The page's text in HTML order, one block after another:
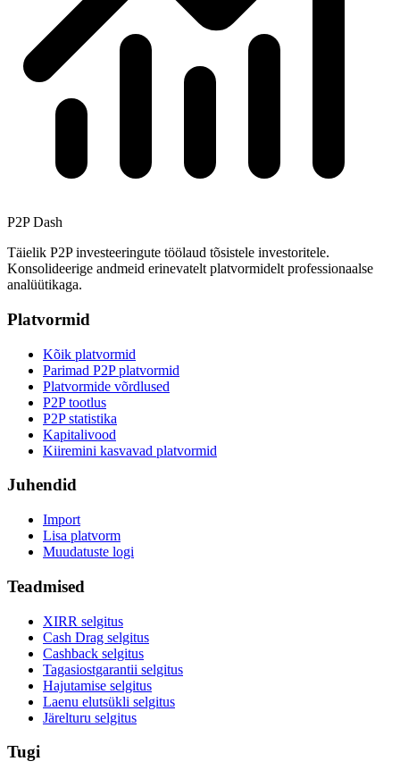
P2P Dash
Täielik P2P investeeringute töölaud tõsistele investoritele.
Konsolideerige andmeid erinevatelt platvormidelt professionaalse
analüütikaga.
Platvormid
Kõik platvormid
Parimad P2P platvormid
Platvormide võrdlused
P2P tootlus
P2P statistika
Kapitalivood
Kiiremini kasvavad platvormid
Juhendid
Import
Lisa platvorm
Muudatuste logi
Teadmised
XIRR selgitus
Cash Drag selgitus
Cashback selgitus
Tagasiostgarantii selgitus
Hajutamise selgitus
Laenu elutsükli selgitus
Järelturu selgitus
Tugi